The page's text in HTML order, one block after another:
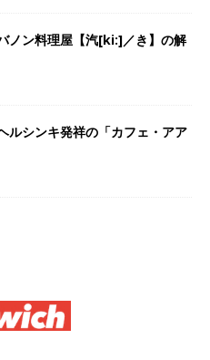
ノン料理屋【汽[ki:]／き】の解
ルシンキ発祥の「カフェ・アア